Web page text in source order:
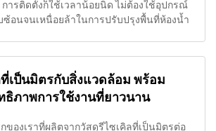
ารติดตั้งก็ใช้เวลาน้อยนิด ไม่ต้องใช้อุปกรณ์
ซ้อนจนเหนื่อยล้าในการปรับปรุงพื้นที่ห้องน้ำ
ที่เป็นมิตรกับสิ่งแวดล้อม พร้อม
ธิภาพการใช้งานที่ยาวนาน
ของเราที่ผลิตจากวัสดุรีไซเคิลที่เป็นมิตรต่อ